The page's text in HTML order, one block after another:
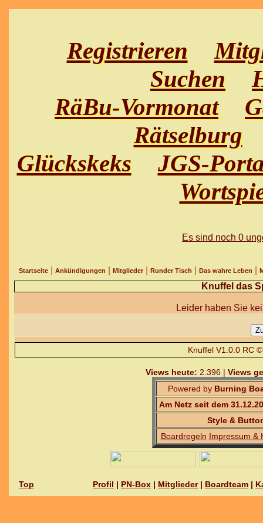
Registrieren
Suchen
RäBu-Vormonat
Rätselburg
Glückskeks
JGS-
Es sind noch 0
Startseite Ankündigungen Mitglieder Runder Tisch Das wahre Leben
Knuffel das
Leider haben Sie
Knuffel V1.0.0 RC
Views heute: 2.396 | Views
Powered by Burning
Am Netz seit dem
Style &
Boardregeln Impressum &
Top Profil | PN-Box | Mitglieder| Boardteam |